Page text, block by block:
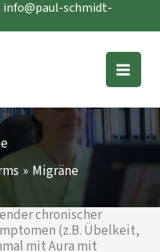
info@paul-schmidt-
Migräne
chronischer
(z.B. Übelkeit,
mit Aura mit